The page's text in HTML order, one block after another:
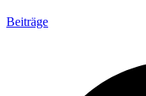
Beiträge